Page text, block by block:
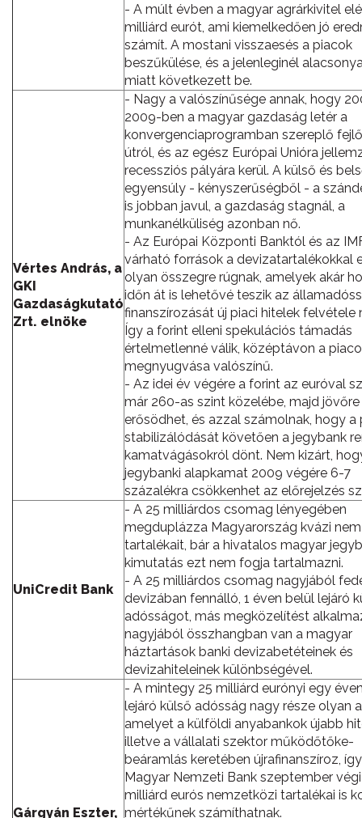
- A múlt évben a magyar agrárkivitel
milliárd eurót, ami kiemelkedően jó
számít. A mostani visszaesés a piacok
beszűkülése, és a jelenleginél
miatt következett be.
Vértes András, a
GKI
Gazdaságkutató
Zrt. elnöke
- Nagy a valószínűsége annak, hogy
2009-ben a magyar gazdaság letér a
konvergenciaprogramban szereplő
útról, és az egész Európai Unióra
recessziós pályára kerül. A külső és
egyensúly - kényszerűségből - a
is jobban javul, a gazdaság stagnál, a
munkanélküliség azonban nő.
- Az Európai Központi Banktól és az
várható források a devizatartalékokkal
olyan összegre rúgnak, amelyek akár
időn át is lehetővé teszik az
finanszírozását új piaci hitelek felvétele
Így a forint elleni spekulációs támadás
értelmetlenné válik, középtávon a
megnyugvása valószínű.
- Az idei év végére a forint az euróval
már 260-as szint közelébe, majd jövőre
erősödhet, és azzal számolnak, hogy a
stabilizálódását követően a jegybank
kamatvágásokról dönt. Nem kizárt,
jegybanki alapkamat 2009 végére 6-7
százalékra csökkenhet az előrejelzés
UniCredit Bank
- A 25 milliárdos csomag lényegében
megduplázza Magyarország kvázi
tartalékait, bár a hivatalos magyar
kimutatás ezt nem fogja tartalmazni.
- A 25 milliárdos csomag nagyjából
devizában fennálló, 1 éven belül lejáró
adósságot, más megközelítést
nagyjából összhangban van a magyar
háztartások banki devizabetéteinek és
devizahiteleinek különbségével.
Gárgyán Eszter,
- A mintegy 25 milliárd eurónyi egy
lejáró külső adósság nagy része olyan
amelyet a külföldi anyabankok újabb
illetve a vállalati szektor működőtőke-
beáramlás keretében újrafinanszíroz,
Magyar Nemzeti Bank szeptember végi
milliárd eurós nemzetközi tartalékai is
mértékűnek számíthatnak.